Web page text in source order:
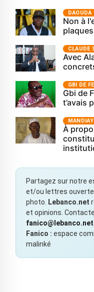
‎DAOUDA
Non à
CLAUDE
Avec
GBI DE
Gbi de
t’avais
À
Partagez sur notre
et/ou lettres
photo. Lebanco.net
et opinions.
fanico@lebanco.net
Fanico : espace
malinké